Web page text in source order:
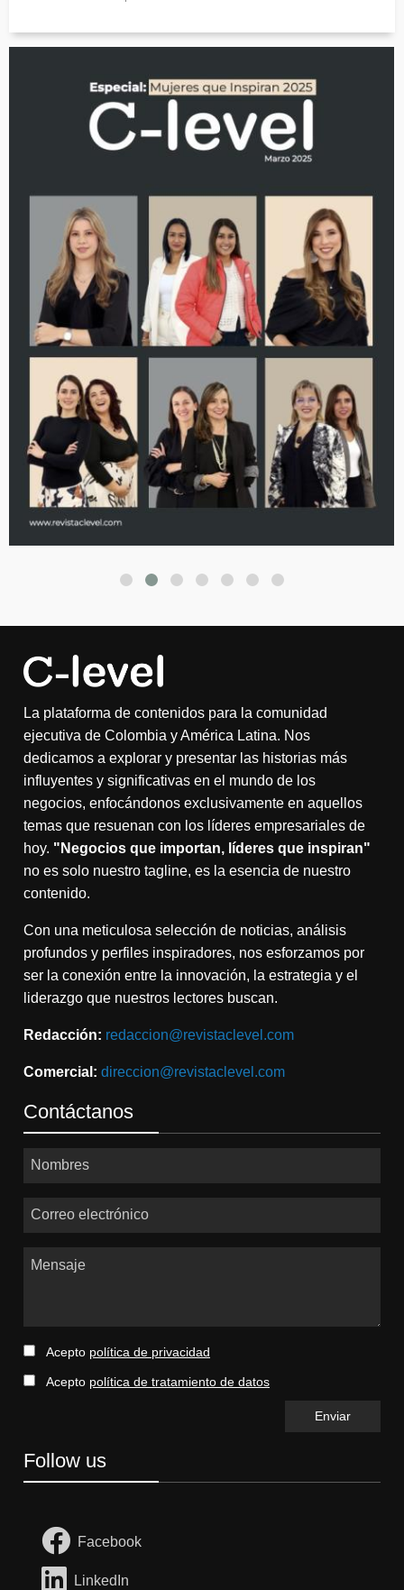
La plataforma de contenidos para la comunidad
ejecutiva de Colombia y América Latina. Nos
dedicamos a explorar y presentar las historias más
influyentes y significativas en el mundo de los
negocios, enfocándonos exclusivamente en aquellos
temas que resuenan con los líderes empresariales de
hoy. "Negocios que importan, líderes que inspiran"
no es solo nuestro tagline, es la esencia de nuestro
contenido.
Con una meticulosa selección de noticias, análisis
profundos y perfiles inspiradores, nos esforzamos por
ser la conexión entre la innovación, la estrategia y el
liderazgo que nuestros lectores buscan.
Redacción: redaccion@revistaclevel.com
Comercial: direccion@revistaclevel.com
Contáctanos
Nombres
Correo electrónico
Mensaje
Acepto política de privacidad
Acepto política de tratamiento de datos
Follow us
Facebook
LinkedIn